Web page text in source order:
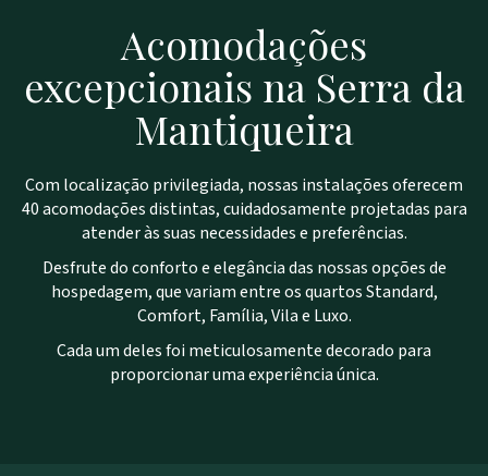
Acomodações
excepcionais na Serra da
Mantiqueira
Com localização privilegiada, nossas instalações oferecem
40 acomodações distintas, cuidadosamente projetadas para
atender às suas necessidades e preferências.
Desfrute do conforto e elegância das nossas opções de
hospedagem, que variam entre os quartos Standard,
Comfort, Família, Vila e Luxo.
Cada um deles foi meticulosamente decorado para
proporcionar uma experiência única.